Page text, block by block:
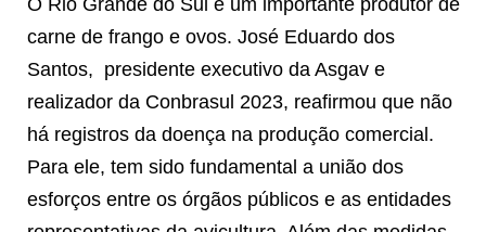
carne de frango e ovos. José Eduardo dos
Santos, presidente executivo da Asgav e
realizador da Conbrasul 2023, reafirmou que não
há registros da doença na produção comercial.
Para ele, tem sido fundamental a união dos
esforços entre os órgãos públicos e as entidades